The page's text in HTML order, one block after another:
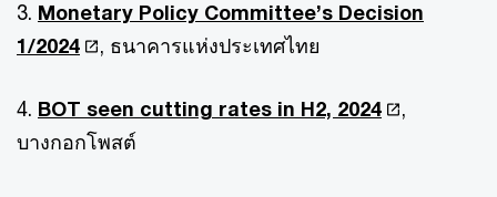
3. Monetary Policy Committee’s Decision
1/2024
, ธนาคารแห่งประเทศไทย
4. BOT seen cutting rates in H2, 2024
,
บางกอกโพสต์